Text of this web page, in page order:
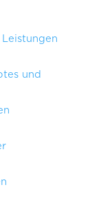
und